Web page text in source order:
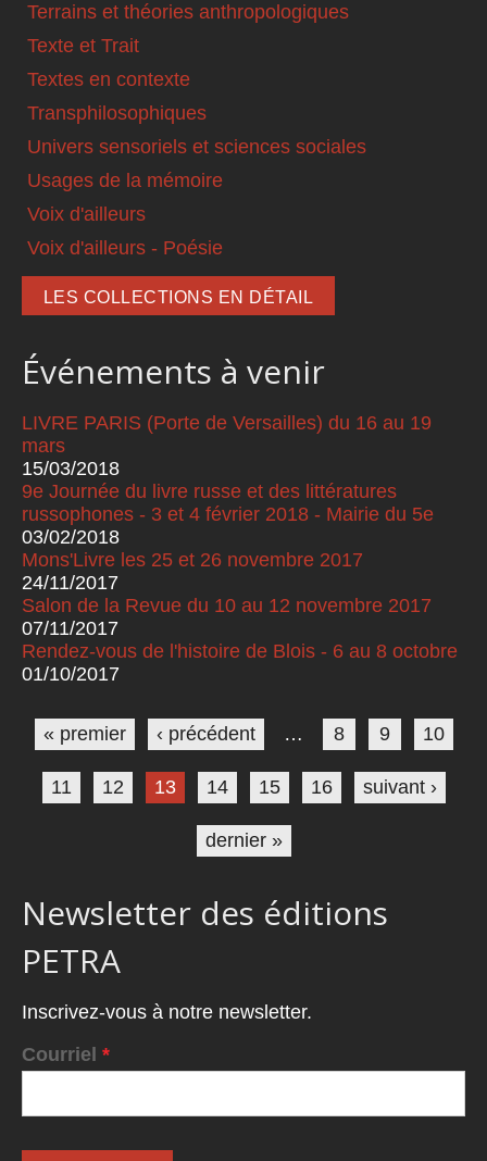
Terrains et théories anthropologiques
Texte et Trait
Textes en contexte
Transphilosophiques
Univers sensoriels et sciences sociales
Usages de la mémoire
Voix d'ailleurs
Voix d'ailleurs - Poésie
LES COLLECTIONS EN DÉTAIL
Événements à venir
LIVRE PARIS (Porte de Versailles) du 16 au 19
mars
15/03/2018
9e Journée du livre russe et des littératures
russophones - 3 et 4 février 2018 - Mairie du 5e
03/02/2018
Mons'Livre les 25 et 26 novembre 2017
24/11/2017
Salon de la Revue du 10 au 12 novembre 2017
07/11/2017
Rendez-vous de l'histoire de Blois - 6 au 8 octobre
01/10/2017
Pages
« premier ‹ précédent … 8 9 10
11 12 13 14 15 16 suivant ›
dernier »
Newsletter des éditions
PETRA
Inscrivez-vous à notre newsletter.
Courriel *